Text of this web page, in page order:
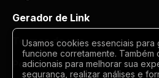
Gerador de Link
Termos de uso
Politica de privacidade
Usamos cookies essenciais para
funcione corretamente. Também
adicionais para melhorar sua
segurança, realizar análises e